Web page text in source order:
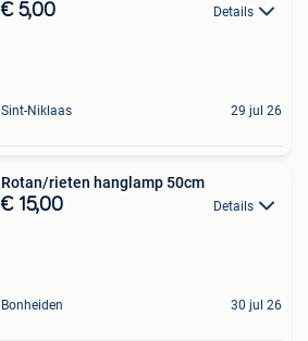
€ 5,00 Details
Sint-Niklaas 29 jul 26
Rotan/rieten hanglamp 50cm
€ 15,00 Details
Bonheiden 30 jul 26